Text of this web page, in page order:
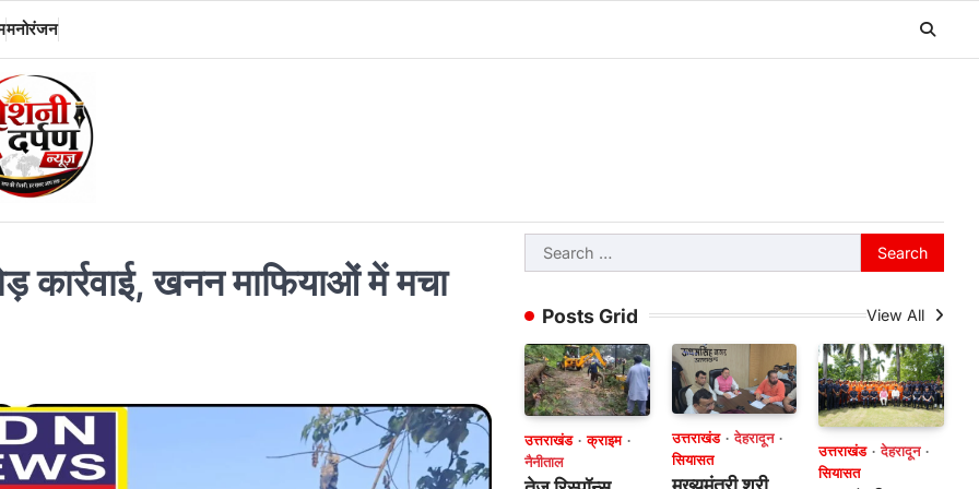
मनोरंजन
कार्रवाई, खनन माफियाओं में मचा
Search
for:
Posts Grid View All
उत्तराखंड
क्राइम
नैनीताल
उत्तराखंड
देहरादून
सियासत
उत्तराखंड
देहरादून
सियासत